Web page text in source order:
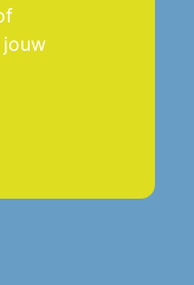
en
van harte
wil
jouw